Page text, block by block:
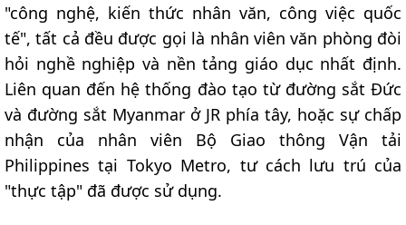
"công nghệ, kiến thức nhân văn, công việc quốc
tế", tất cả đều được gọi là nhân viên văn phòng đòi
hỏi nghề nghiệp và nền tảng giáo dục nhất định.
Liên quan đến hệ thống đào tạo từ đường sắt Đức
và đường sắt Myanmar ở JR phía tây, hoặc sự chấp
nhận của nhân viên Bộ Giao thông Vận tải
Philippines tại Tokyo Metro, tư cách lưu trú của
"thực tập" đã được sử dụng.